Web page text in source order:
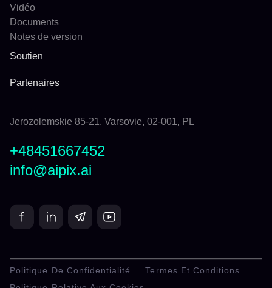
Vidéo
Documents
Notes de version
Soutien
Partenaires
Jerozolemskie 85-21, Varsovie, 02-001, PL
+48451667452
info@aipix.ai
Politique De Confidentialité
Termes Et Conditions